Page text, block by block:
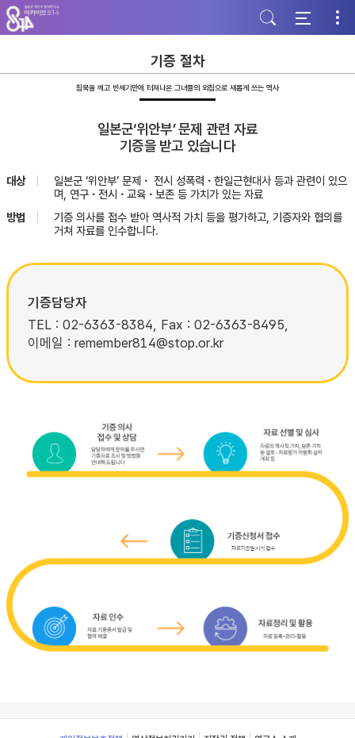
주
메
뉴
가
본
문
바
기
하
단
바
기
기증 절차
침묵을 깨고 반세기만에 터져나온 그녀들의 외침으로 새롭게 쓰는 역사
일본군‘위안부’ 문제 관련 자료
기증을 받고 있습니다
대상
일본군 ‘위안부’ 문제・ 전시 성폭력・한일근현대사 등과 관련이 있으
며, 연구・전시・교육・보존 등 가치가 있는 자료
방법
기증 의사를 접수 받아 역사적 가치 등을 평가하고, 기증자와 협의를
거쳐 자료를 인수합니다.
기증담당자
TEL : 02-6363-8384, Fax : 02-6363-8495,
이메일 : remember814@stop.or.kr
Footer